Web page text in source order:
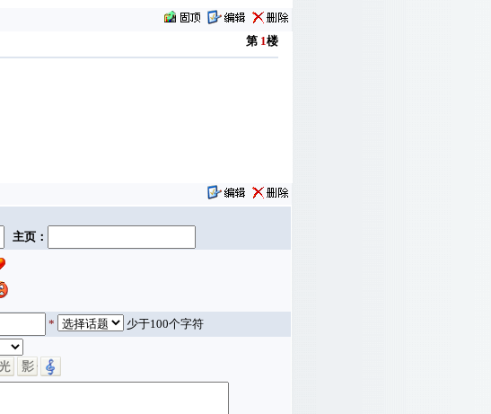
第 1楼
主页：
*
少于100个字符